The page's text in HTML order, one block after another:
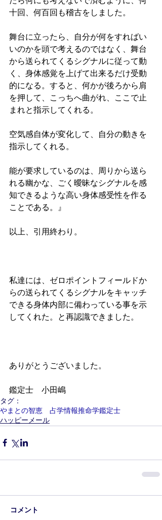
十回、何百回も稽古をしました。
舞台に立ったら、自分が何をすればい
いのかを頭で考えるのではなく、舞台
から送られてくるシグナルに従って動
く、身体感覚を上げて出来るだけ受動
的になる。すると、何かが後ろから肩
を押して、こっちへ曲がれ、ここで止
まれと指示してくれる。
空気感自体が変化して、自分の動きを
指示してくれる。
能が要求しているのは、周りから送ら
れる幽かな、ごく曖昧なシグナルを感
知できるような高い身体感受性を作る
ことである。』
以上、引用終わり。
私達には、ゼロポイントフィールドか
らの送られてくるシグナルをキャッチ
できる身体内部に備わっている事を示
してくれた。と再認識できました。
ありがとうございました。
鑑定士　小田嶋
タグ：
やまとの智恵 占学情報推命学鑑定士
ハッピーメール
コメント